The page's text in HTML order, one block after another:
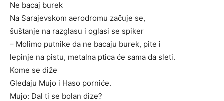
Ne bacaj burek
Na Sarajevskom aerodromu začuje se,
šuštanje na razglasu i oglasi se spiker
– Molimo putnike da ne bacaju burek, pite i
lepinje na pistu, metalna ptica će sama da sleti.
Kome se diže
Gledaju Mujo i Haso porniće.
Mujo: Dal ti se bolan dize?